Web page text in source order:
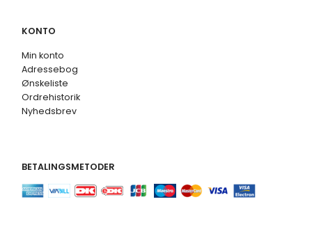
KONTO
Min konto
Adressebog
Ønskeliste
Ordrehistorik
Nyhedsbrev
BETALINGSMETODER